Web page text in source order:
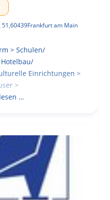
,60439Frankfurt am Main
> Schulen/
Einrichtungen >
>
…